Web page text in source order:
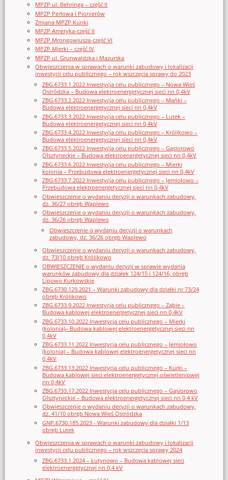
MPZP ul. Behringa – część II
MPZP Perłowa i Pionierów
Zmiana MPZP Kunki
MPZP Ameryka-część II
MPZP Mrongowiusza-część VI
MPZP Mierki – część IV
MPZP ul. Grunwaldzka i Mazurska
Obwieszczenia w sprawach o warunki zabudowy i lokalizacji
inwestycji celu publicznego – rok wszczęcia sprawy do 2023
ZBG.6733.1.2022 Inwestycja celu publicznego – Nowa Wieś
Ostródzka – Budowa elektroenergetycznej sieci nn 0,4kV
ZBG.6733.2.2022 Inwestycja celu publicznego – Mańki –
Budowa elektroenergetycznej sieci nn 0,4kV
ZBG.6733.3.2022 Inwestycja celu publicznego – Lutek –
Budowa elektroenergetycznej sieci nn 0,4kV
ZBG.6733.4.2022 Inwestycja celu publicznego – Królikowo –
Budowa elektroenergetycznej sieci nn 0,4kV
ZBG.6733.5.2022 Inwestycja celu publicznego – Gąsiorowo
Olsztyneckie – Budowa elektroenergetycznej sieci nn 0,4kV
ZBG.6733.6.2022 Inwestycja celu publicznego – Mierki
kolonia – Przebudowa elektroenergetycznej sieci nn 0,4kV
ZBG.6733.7.2022 Inwestycja celu publicznego – Jemiołowo –
Przebudowa elektroenergetycznej sieci nn 0,4kV
Obwieszczenie o wydaniu decyzji o warunkach zabudowy,
dz. 36/27 obręb Waplewo
Obwieszczenie o wydaniu decyzji o warunkach zabudowy,
dz. 36/26 obręb Waplewo
Obwieszczenie o wydaniu decyzji o warunkach
zabudowy, dz. 36/26 obręb Waplewo
Obwieszczenie o wydaniu decyzji o warunkach zabudowy,
dz. 73/10 obręb Królikowo
OBWIESZCZENIE o wydaniu decyzji w sprawie wydania
warunków zabudowy dla działek 124/15 i 124/16, obręb
Lipowo Kurkowskie
ZBG.6730.129.2021 – Warunki zabudowy dla działki nr 73/24
obręb Królikowo
ZBG.6733.9.2022 Inwestycja celu publicznego – Ząbie –
Budowa kablowej elektroenergetycznej sieci nn 0,4kV
ZBG.6733.10.2022 Inwestycja celu publicznego – Mierki
(kolonia)– Budowa kablowej elektroenergetycznej sieci nn
0,4kV
ZBG.6733.11.2022 Inwestycja celu publicznego – Jemiołowo
(kolonia) – Budowa kablowej elektroenergetycznej sieci nn
0,4kV
ZBG.6733.13.2022 Inwestycja celu publicznego – Kurki –
Budowa kablowej sieci elektroenergetycznej oświetleniowej
nn 0,4kV
ZBG.6733.17.2022 Inwestycja celu publicznego – Gąsiorowo
Olsztyneckie – Budowa elektroenergetycznej sieci nn 0,4 kV
Obwieszczenie o wydaniu decyzji o warunkach zabudowy,
dz. 41/10 obręb Nowa Wieś Ostródzka
GNP.6730.185.2023 - Warunki zabudowy dla działki 1/13
obręb Lutek
Obwieszczenia w sprawach o warunki zabudowy i lokalizacji
inwestycji celu publicznego – rok wszczęcia sprawy 2024
ZBG.6733.1.2024 – Łutynowo – Budowa kablowej sieci
elektroenergetycznej nn 0,4 kV